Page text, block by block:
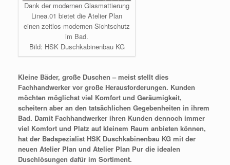
Dank der modernen Glasmattierung
Linea.01 bietet die Atelier Plan
einen zeitlos-modernen Sichtschutz
im Bad.
Bild: HSK Duschkabinenbau KG
Kleine Bäder, große Duschen – meist stellt dies
Fachhandwerker vor große Herausforderungen. Kunden
möchten möglichst viel Komfort und Geräumigkeit,
scheitern aber an den tatsächlichen Gegebenheiten in ihrem
Bad. Damit Fachhandwerker ihren Kunden dennoch immer
viel Komfort und Platz auf kleinem Raum anbieten können,
hat der Badspezialist HSK Duschkabinenbau KG mit der
neuen Atelier Plan und Atelier Plan Pur die idealen
Duschlösungen dafür im Sortiment.